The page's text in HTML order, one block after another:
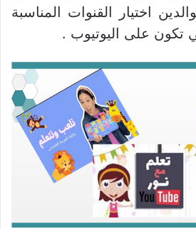
اختيار القنوات المناسبة
تكون على اليوتيوب .